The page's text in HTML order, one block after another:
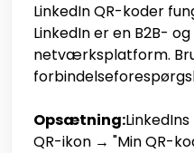
LinkedIn QR-koder
LinkedIn er en B2B-
netværksplatform.
Opsætning:
QR-ikon → "Min QR-